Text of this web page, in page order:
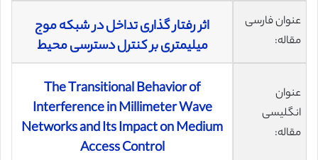
عنوان فارسی
مقاله:
اثر رفتار گذاری تداخل در شبکه موج
میلیمتری بر کنترل دسترسی محیط
عنوان
انگلیسی
مقاله:
The Transitional Behavior of
Interference in Millimeter Wave
Networks and Its Impact on Medium
Access Control